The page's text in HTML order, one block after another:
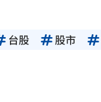
台股 股市